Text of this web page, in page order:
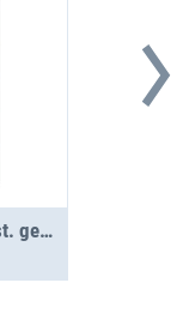
Labeletiketten inzetbak 30 st. gemengd (1 vel)